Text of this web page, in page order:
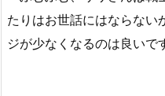
たりはお世話にはならない
ジが少なくなるのは良いで